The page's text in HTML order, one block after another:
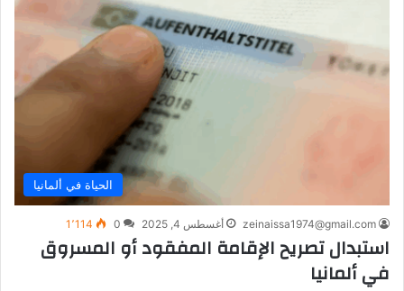
الحياة في ألمانيا
zeinaissa1974@gmail.com أغسطس 4, 2025 0 1٬114
استبدال تصريح الإقامة المفقود أو المسروق
في ألمانيا